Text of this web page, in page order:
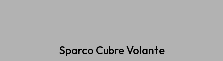
Sparco Cubre Volante